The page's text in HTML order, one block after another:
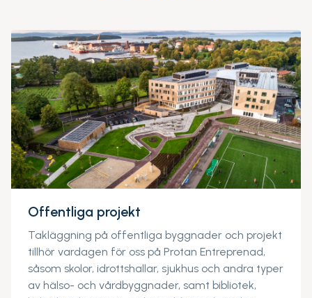
Offentliga projekt
Takläggning på offentliga byggnader och projekt
tillhör vardagen för oss på Protan Entreprenad,
såsom skolor, idrottshallar, sjukhus och andra typer
av hälso- och vårdbyggnader, samt bibliotek,